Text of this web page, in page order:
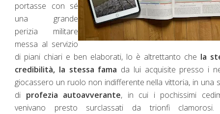
portasse con sé
una grande
perizia militare
messa al servizio
di piani chiari e ben elaborati, lo è altrettanto che la
credibilità, la stessa fama da lui acquisite presso i
giocassero un ruolo non indifferente nella vittoria, in una
di profezia autoavverante, in cui i pochissimi
venivano presto surclassati da trionfi clamorosi.